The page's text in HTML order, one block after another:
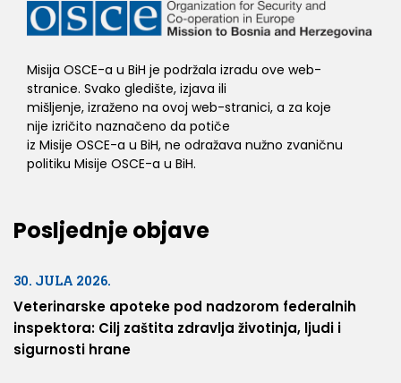
Misija OSCE-a u BiH je podržala izradu ove web-
stranice. Svako gledište, izjava ili
mišljenje, izraženo na ovoj web-stranici, a za koje
nije izričito naznačeno da potiče
iz Misije OSCE-a u BiH, ne odražava nužno zvaničnu
politiku Misije OSCE-a u BiH.
Posljednje objave
30. JULA 2026.
Veterinarske apoteke pod nadzorom federalnih
inspektora: Cilj zaštita zdravlja životinja, ljudi i
sigurnosti hrane